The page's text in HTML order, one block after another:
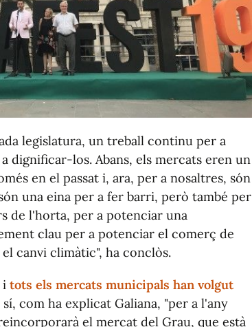
legislatura, un treball continu per a
dignificar-los. Abans, els mercats eren un
en el passat i, ara, per a nosaltres, són
una eina per a fer barri, però també per
de l'horta, per a potenciar una
clau per a potenciar el comerç de
canvi climàtic", ha conclòs.
i tots els mercats municipals han volgut
sí, com ha explicat Galiana, "per a l'any
el mercat del Grau, que està